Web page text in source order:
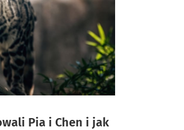
Pia i Chen i jak